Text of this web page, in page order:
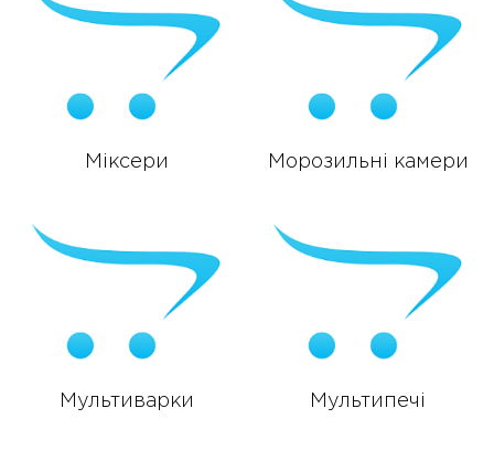
Міксери Морозильні камери
Мультиварки Мультипечі